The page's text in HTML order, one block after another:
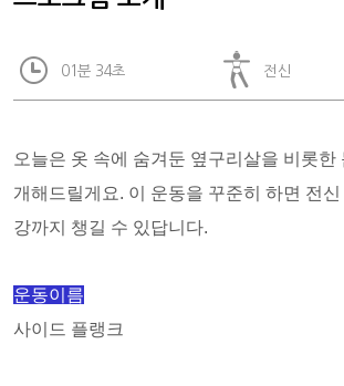
01분 34초 전신
오늘은 옷 속에 숨겨둔 옆구리살을 비롯한
개해드릴게요. 이 운동을 꾸준히 하면 전
강까지 챙길 수 있답니다.
운동이름
사이드 플랭크